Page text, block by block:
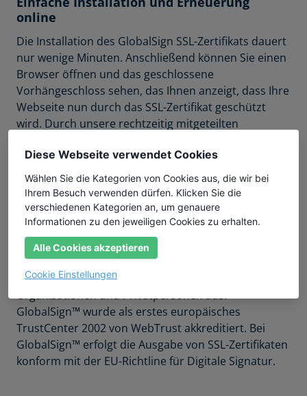
online
Die Installation des GlobalSign SSL-Zertifikats dauert
nur wenige Minuten. Anschließend können Sie einen
Browser öffnen und das geschlossene
Vorhängeschloss sehen, das Ihnen anzeigt, dass Ihre
Webseite nun durch das SSL-Zertifikat geschützt
wird. Durch unsere rechtzeitig mitgeteilten
Webseiten ohne Unterbrechung sicher.
Über Globalsign
GlobalSign™ mit Verwaltungssitz im belgischen
Leuven ist ein langjährig etablierter
Zertifizierungsdiensteanbieter (CA) und stellt
hochwertige digitale SSL-Zertifikate, SMIME-
Zertifikate und PKI-Lösungen für Firmen,
Organisationen und Privatpersonen aus.
GlobalSign™ wurde als erstes europäisches
TrustCenter 2002 von WebTrust akkreditiert. Bei
GlobalSign™ erfolgt die Ausgabe von SSL-Zertifikaten
konform mit der EU-Richtline für Digitale Signatur.
Diese Webseite verwendet Cookies
Wählen Sie die Kategorien von Cookies aus, die wir bei
Ihrem Besuch verwenden dürfen. Klicken Sie die
verschiedenen Kategorien an, um genauere
Informationen zu den jeweiligen Cookies zu erhalten.
Alle Cookies akzeptieren
Cookie Einstellungen